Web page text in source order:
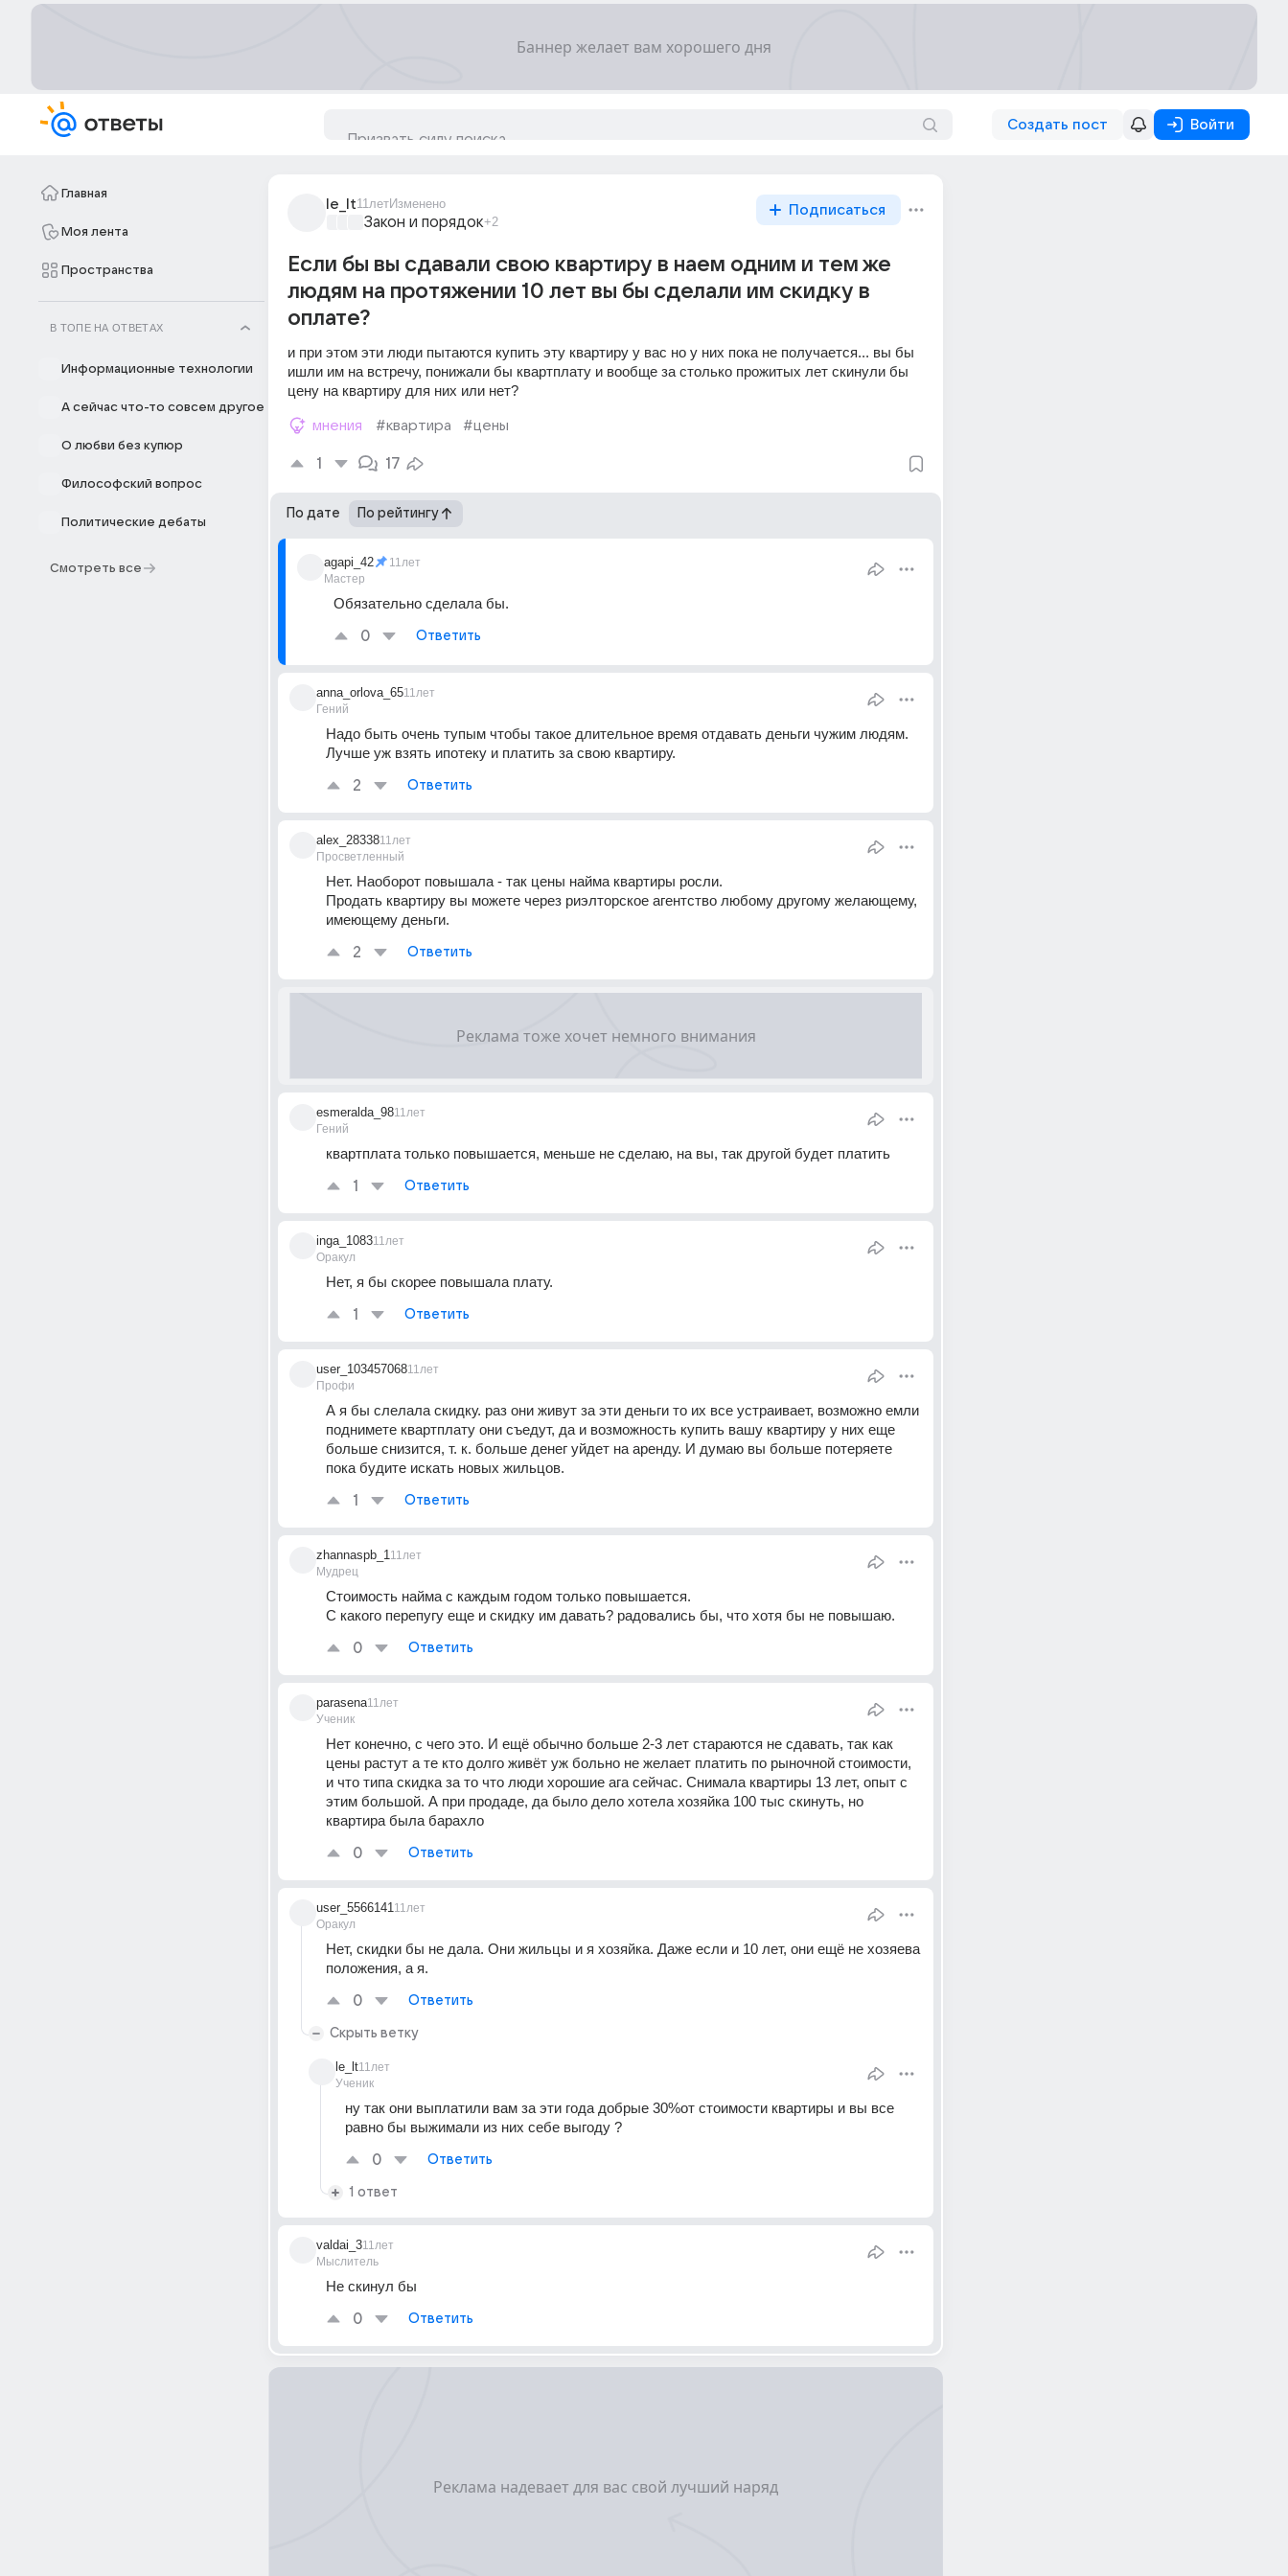
Создать пост Войти
Главная
Моя лента
Пространства
В ТОПЕ НА ОТВЕТАХ
Информационные технологии
А сейчас что-то совсем другое
О любви без купюр
Философский вопрос
Политические дебаты
Смотреть все
le_lt11летИзменено
Закон и порядок+2
Подписаться
Если бы вы сдавали свою квартиру в наем одним и тем же
людям на протяжении 10 лет вы бы сделали им скидку в
оплате?
и при этом эти люди пытаются купить эту квартиру у вас но у них пока не получается... вы бы
ишли им на встречу, понижали бы квартплату и вообще за столько прожитых лет скинули бы
цену на квартиру для них или нет?
мнения #квартира #цены
1 17
По дате По рейтингу
agapi_42
Мастер
11лет
Обязательно сделала бы.
0 Ответить
anna_orlova_65
Гений
11лет
Надо быть очень тупым чтобы такое длительное время отдавать деньги чужим людям.
Лучше уж взять ипотеку и платить за свою квартиру.
2 Ответить
alex_28338
Просветленный
11лет
Нет. Наоборот повышала - так цены найма квартиры росли.
Продать квартиру вы можете через риэлторское агентство любому другому желающему,
имеющему деньги.
2 Ответить
esmeralda_98
Гений
11лет
квартплата только повышается, меньше не сделаю, на вы, так другой будет платить
1 Ответить
inga_1083
Оракул
11лет
Нет, я бы скорее повышала плату.
1 Ответить
user_103457068
Профи
11лет
А я бы слелала скидку. раз они живут за эти деньги то их все устраивает, возможно емли
поднимете квартплату они съедут, да и возможность купить вашу квартиру у них еще
больше снизится, т. к. больше денег уйдет на аренду. И думаю вы больше потеряете
пока будите искать новых жильцов.
1 Ответить
zhannaspb_1
Мудрец
11лет
Стоимость найма с каждым годом только повышается.
С какого перепугу еще и скидку им давать? радовались бы, что хотя бы не повышаю.
0 Ответить
parasena
Ученик
11лет
Нет конечно, с чего это. И ещё обычно больше 2-3 лет стараются не сдавать, так как
цены растут а те кто долго живёт уж больно не желает платить по рыночной стоимости,
и что типа скидка за то что люди хорошие ага сейчас. Снимала квартиры 13 лет, опыт с
этим большой. А при продаде, да было дело хотела хозяйка 100 тыс скинуть, но
квартира была барахло
0 Ответить
user_5566141
Оракул
11лет
Нет, скидки бы не дала. Они жильцы и я хозяйка. Даже если и 10 лет, они ещё не хозяева
положения, а я.
0 Ответить
Скрыть ветку
le_lt
Ученик
11лет
ну так они выплатили вам за эти года добрые 30%от стоимости квартиры и вы все
равно бы выжимали из них себе выгоду ?
0 Ответить
1 ответ
valdai_3
Мыслитель
11лет
Не скинул бы
0 Ответить